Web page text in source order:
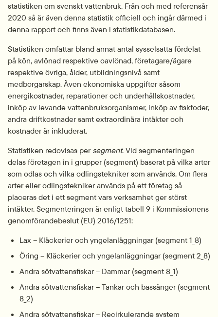
statistiken om svenskt vattenbruk. Från och med referensår
2020 så är även denna statistik officiell och ingår därmed i
denna rapport och finns även i statistikdatabasen.
Statistiken omfattar bland annat antal sysselsatta fördelat
på kön, avlönad respektive oavlönad, företagare/ägare
respektive övriga, ålder, utbildningsnivå samt
medborgarskap. Även ekonomiska uppgifter såsom
energikostnader, reparationer och underhållskostnader,
inköp av levande vattenbruksorganismer, inköp av fiskfoder,
andra driftkostnader samt extraordinära intäkter och
kostnader är inkluderat.
Statistiken redovisas per segment. Vid segmenteringen
delas företagen in i grupper (segment) baserat på vilka arter
som odlas och vilka odlingstekniker som används. Om flera
arter eller odlingstekniker används på ett företag så
placeras det i ett segment vars verksamhet ger störst
intäkter. Segmenteringen är enligt tabell 9 i Kommissionens
genomförandebeslut (EU) 2016/1251:
Lax – Kläckerier och yngelanläggningar (segment 1_8)
Öring – Kläckerier och yngelanläggningar (segment 2_8)
Andra sötvattensfiskar – Dammar (segment 8_1)
Andra sötvattensfiskar – Tankar och bassänger (segment
8_2)
Andra sötvattensfiskar – Recirkulerande system